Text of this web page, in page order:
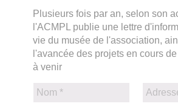
Plusieurs fois par an, selon son
l'ACMPL publie une lettre
vie du musée de l'association,
l'avancée des projets en cours
à venir